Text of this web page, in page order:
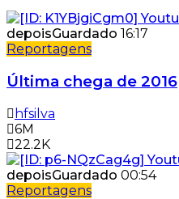
depoisGuardado 16:17
Reportagens
Última chega de 2016
hfsilva
6M
22.2K
depoisGuardado 00:54
Reportagens